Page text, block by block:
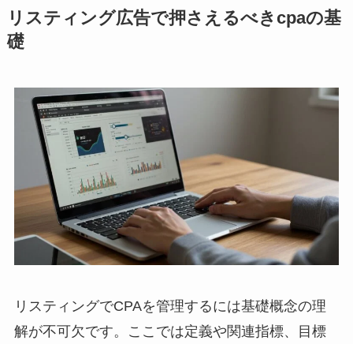
リスティング広告で押さえるべきcpaの基
礎
リスティングでCPAを管理するには基礎概念の理
解が不可欠です。ここでは定義や関連指標、目標